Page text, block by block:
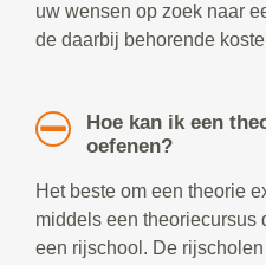
uw wensen op zoek naar
de daarbij behorende
Hoe kan ik een
oefenen?
Het beste om een theorie
middels een theoriecursus
een rijschool. De